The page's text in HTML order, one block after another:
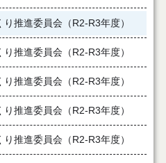
推進委員会（R2-R3年度）
推進委員会（R2-R3年度）
推進委員会（R2-R3年度）
推進委員会（R2-R3年度）
推進委員会（R2-R3年度）